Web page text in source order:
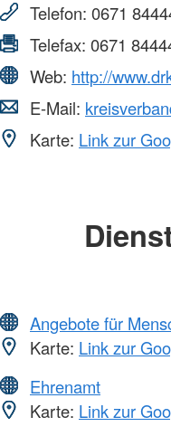
Telefon: 0671
Telefax: 0671
Web: http://
E-Mail:
Karte: Link zur
Angebote für
Karte: Link zur
Ehrenamt
Karte: Link zur